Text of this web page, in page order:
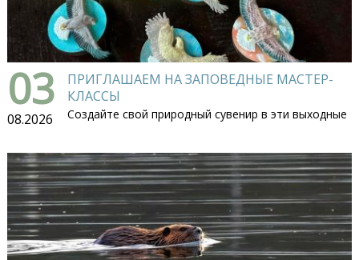
03
08.2026
ПРИГЛАШАЕМ НА ЗАПОВЕДНЫЕ МАСТЕР-
КЛАССЫ
Создайте свой природный сувенир в эти выходные